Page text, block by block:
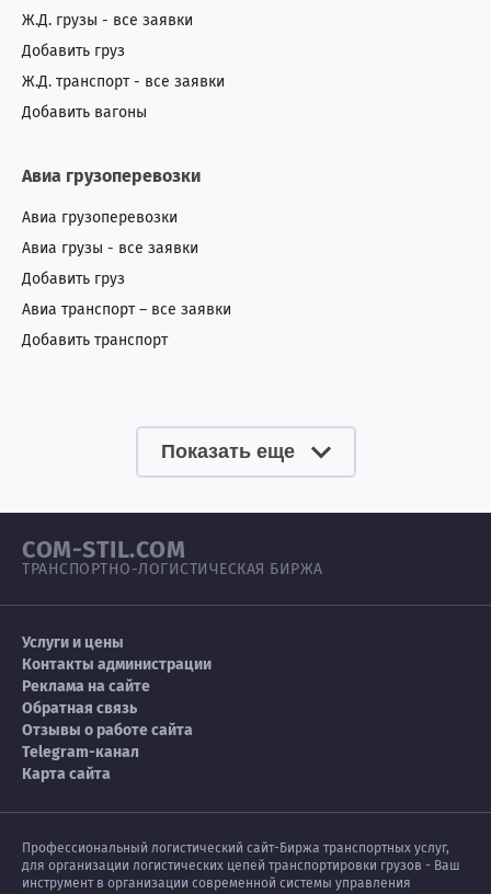
Ж.Д. грузы - все заявки
Добавить груз
Ж.Д. транспорт - все заявки
Добавить вагоны
Авиа грузоперевозки
Авиа грузоперевозки
Авиа грузы - все заявки
Добавить груз
Авиа транспорт – все заявки
Добавить транспорт
Показать еще
COM-STIL.COM
ТРАНСПОРТНО-ЛОГИСТИЧЕСКАЯ БИРЖА
Услуги и цены
Контакты администрации
Реклама на сайте
Обратная связь
Отзывы о работе сайта
Telegram-канал
Карта сайта
Профессиональный логистический сайт-Биржа транспортных услуг,
для организации логистических цепей транспортировки грузов - Ваш
инструмент в организации современной системы управления